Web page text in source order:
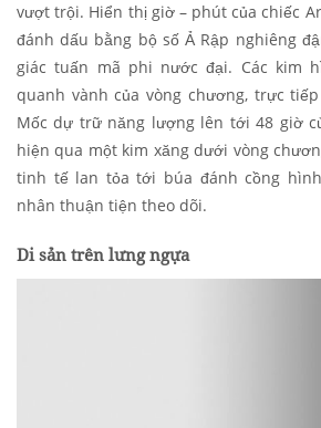
vượt trội. Hiển thị giờ – phút của chiếc
đánh dấu bằng bộ số Ả Rập nghiêng
giác tuấn mã phi nước đại. Các kim
quanh vành của vòng chương, trực
Mốc dự trữ năng lượng lên tới 48 giờ
hiện qua một kim xăng dưới vòng
tinh tế lan tỏa tới búa đánh cồng
nhân thuận tiện theo dõi.
Di sản trên lưng ngựa